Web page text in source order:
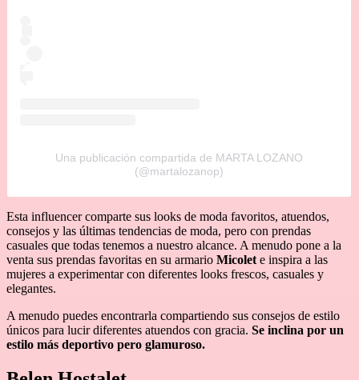
Una publicación compartida de MARTA LOZANO
(@martalozanop)
Esta influencer comparte sus looks de moda favoritos, atuendos,
consejos y las últimas tendencias de moda, pero con prendas
casuales que todas tenemos a nuestro alcance. A menudo pone a la
venta sus prendas favoritas en su armario Micolet e inspira a las
mujeres a experimentar con diferentes looks frescos, casuales y
elegantes.
A menudo puedes encontrarla compartiendo sus consejos de estilo
únicos para lucir diferentes atuendos con gracia. Se inclina por un
estilo más deportivo pero glamuroso.